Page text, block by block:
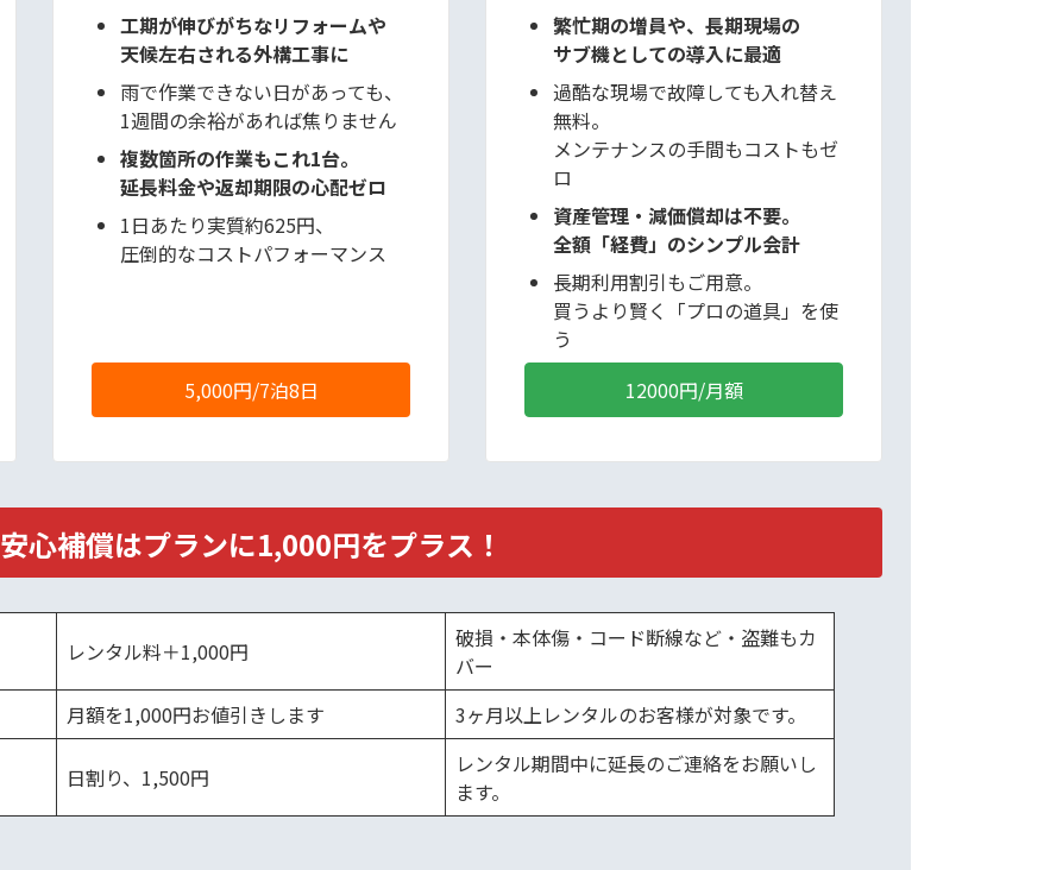
工期が伸びがちなリフォームや
天候左右される外構工事に
雨で作業できない日があっても、
1週間の余裕があれば焦りません
複数箇所の作業もこれ1台。
延長料金や返却期限の心配ゼロ
1日あたり実質約625円、
圧倒的なコストパフォーマンス
5,000円/7泊8日
繁忙期の増員や、長期現場の
サブ機としての導入に最適
過酷な現場で故障しても入れ替え
無料。
メンテナンスの手間もコストもゼ
ロ
資産管理・減価償却は不要。
全額「経費」のシンプル会計
長期利用割引もご用意。
買うより賢く「プロの道具」を使
う
12000円/月額
安心補償はプランに1,000円をプラス！
レンタル料＋1,000円
破損・本体傷・コード断線など・盗難もカ
バー
月額を1,000円お値引きします 3ヶ月以上レンタルのお客様が対象です。
日割り、1,500円
レンタル期間中に延長のご連絡をお願いし
ます。